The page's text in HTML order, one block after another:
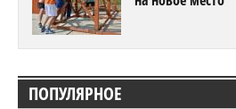
ПОПУЛЯРНОЕ